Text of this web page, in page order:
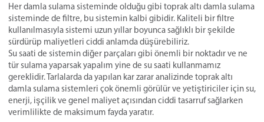
Her damla sulama sisteminde olduğu gibi toprak altı damla sulama
sisteminde de filtre, bu sistemin kalbi gibidir. Kaliteli bir filtre
kullanılmasıyla sistemi uzun yıllar boyunca sağlıklı bir şekilde
sürdürüp maliyetleri ciddi anlamda düşürebiliriz.
Su saati de sistemin diğer parçaları gibi önemli bir noktadır ve ne
tür sulama yaparsak yapalım yine de su saati kullanmamız
gereklidir. Tarlalarda da yapılan kar zarar analizinde toprak altı
damla sulama sistemleri çok önemli görülür ve yetiştiriciler için su,
enerji, işçilik ve genel maliyet açısından ciddi tasarruf sağlarken
verimlilikte de maksimum fayda yaratır.